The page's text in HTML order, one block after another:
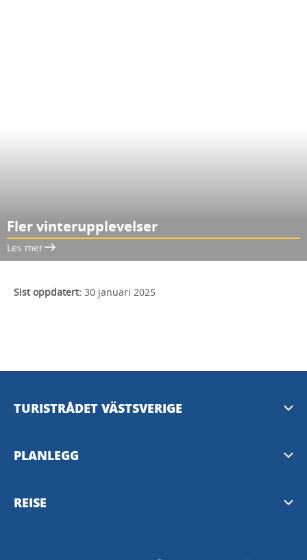
Fler vinterupplevelser
Les mer
Sist oppdatert: 30 januari 2025
TURISTRÅDET VÄSTSVERIGE
Mediabank
PLANLEGG
Nyhetsbrev fra Vest-Sverige
REISE